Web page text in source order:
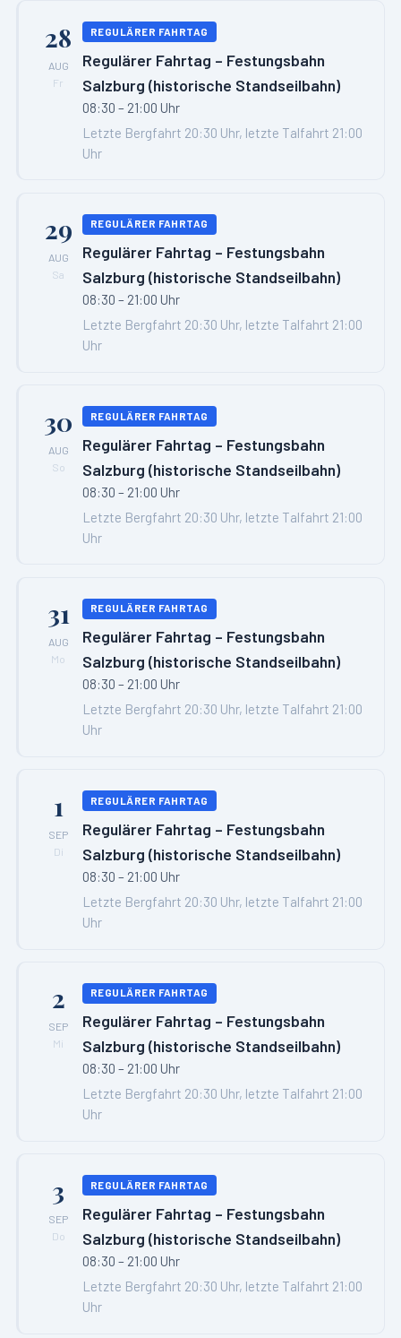
28
AUG
Fr
REGULÄRER FAHRTAG
Regulärer Fahrtag – Festungsbahn
Salzburg (historische Standseilbahn)
08:30 – 21:00 Uhr
Letzte Bergfahrt 20:30 Uhr, letzte Talfahrt 21:00
Uhr
29
AUG
Sa
REGULÄRER FAHRTAG
Regulärer Fahrtag – Festungsbahn
Salzburg (historische Standseilbahn)
08:30 – 21:00 Uhr
Letzte Bergfahrt 20:30 Uhr, letzte Talfahrt 21:00
Uhr
30
AUG
So
REGULÄRER FAHRTAG
Regulärer Fahrtag – Festungsbahn
Salzburg (historische Standseilbahn)
08:30 – 21:00 Uhr
Letzte Bergfahrt 20:30 Uhr, letzte Talfahrt 21:00
Uhr
31
AUG
Mo
REGULÄRER FAHRTAG
Regulärer Fahrtag – Festungsbahn
Salzburg (historische Standseilbahn)
08:30 – 21:00 Uhr
Letzte Bergfahrt 20:30 Uhr, letzte Talfahrt 21:00
Uhr
1
SEP
Di
REGULÄRER FAHRTAG
Regulärer Fahrtag – Festungsbahn
Salzburg (historische Standseilbahn)
08:30 – 21:00 Uhr
Letzte Bergfahrt 20:30 Uhr, letzte Talfahrt 21:00
Uhr
2
SEP
Mi
REGULÄRER FAHRTAG
Regulärer Fahrtag – Festungsbahn
Salzburg (historische Standseilbahn)
08:30 – 21:00 Uhr
Letzte Bergfahrt 20:30 Uhr, letzte Talfahrt 21:00
Uhr
3
SEP
Do
REGULÄRER FAHRTAG
Regulärer Fahrtag – Festungsbahn
Salzburg (historische Standseilbahn)
08:30 – 21:00 Uhr
Letzte Bergfahrt 20:30 Uhr, letzte Talfahrt 21:00
Uhr